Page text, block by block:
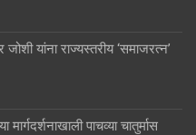
यांना राज्यस्तरीय ‘समाजरत्न’
पाचव्या चातुर्मास